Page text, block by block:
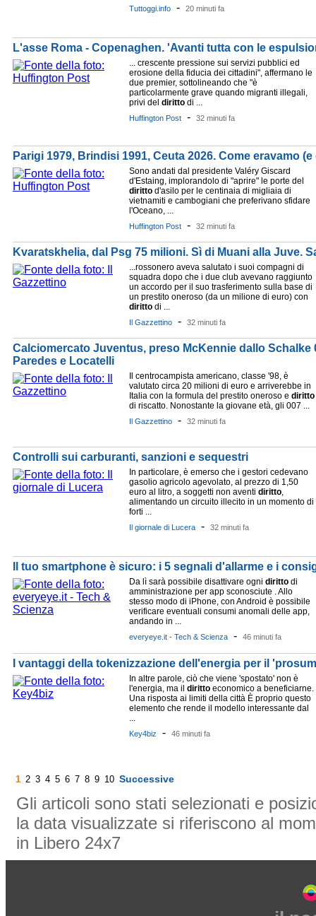
Tuttoggi.info - 20 minuti fa
L'asse Roma - Copenaghen. 'Avanti tutta con le
... crescente pressione sui servizi pubblici ed
erosione della fiducia dei cittadini", affermano le
due premier, sottolineando che "è
particolarmente grave quando migranti illegali,
privi del diritto di ...
Huffington Post - 32 minuti fa
Parigi 1979, Brindisi 1991, Ceuta 2026. Come eravamo
Sono andati dal presidente Valéry Giscard
d'Estaing, implorandolo di "aprire" le porte del
diritto d'asilo per le centinaia di migliaia di
vietnamiti e cambogiani che preferivano sfidare
l'Oceano, ...
Huffington Post - 32 minuti fa
Kvaratskhelia, dal Psg 75 milioni. Sì di Muani alla Juve.
...rossonero aveva salutato i suoi compagni di
squadra dopo che i due club avevano raggiunto
un accordo per il suo trasferimento sulla base di
un prestito oneroso (da un milione di euro) con
diritto di ...
Il Gazzettino - 32 minuti fa
Calciomercato Juventus, preso McKennie dallo Schalke
Paredes e Locatelli
Il centrocampista americano, classe '98, è
valutato circa 20 milioni di euro e arriverebbe in
Italia con la formula del prestito oneroso e diritto
di riscatto. Nonostante la giovane età, gli 007 ...
Il Gazzettino - 32 minuti fa
Controlli sui carburanti, sanzioni e sequestri
In particolare, è emerso che i gestori cedevano
gasolio agricolo agevolato, al prezzo di 1,50
euro al litro, a soggetti non aventi diritto,
alimentando un circuito illecito in un momento di
forti ...
Il giornale di Lucera - 32 minuti fa
Il tuo smartphone è sicuro: i 5 segnali d'allarme e i
Da lì sarà possibile disattivare ogni diritto di
amministrazione per app sconosciute . Allo
stesso modo di iPhone, con Android è possibile
verificare eventuali consumi anomali delle app,
andando in ...
everyeye.it - Tech & Scienza - 46 minuti fa
I vantaggi della tokenizzazione dell'energia per il
In altre parole, ciò che viene 'spostato' non è
l'energia, ma il diritto economico a beneficiarne.
Una risposta ai limiti della città È proprio questo
elemento che rende il modello interessante dal
...
Key4biz - 46 minuti fa
1 2 3 4 5 6 7 8 9 10 Successive
Gli articoli sono stati selezionati e
la data visualizzate si riferiscono al
in Libero 24x7